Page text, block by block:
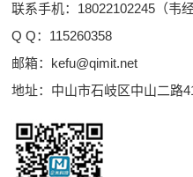
联系手机：18022102245（韦
Q Q： 115260358
邮箱： kefu@qimit.net
地址：中山市石岐区中山二路